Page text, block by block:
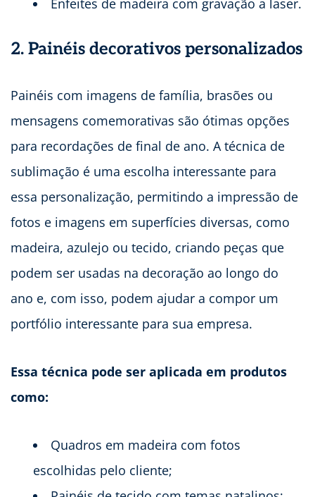
Enfeites de madeira com gravação a laser.
2. Painéis decorativos personalizados
Painéis com imagens de família, brasões ou
mensagens comemorativas são ótimas opções
para recordações de final de ano. A técnica de
sublimação é uma escolha interessante para
essa personalização, permitindo a impressão de
fotos e imagens em superfícies diversas, como
madeira, azulejo ou tecido, criando peças que
podem ser usadas na decoração ao longo do
ano e, com isso, podem ajudar a compor um
portfólio interessante para sua empresa.
Essa técnica pode ser aplicada em produtos
como:
Quadros em madeira com fotos
escolhidas pelo cliente;